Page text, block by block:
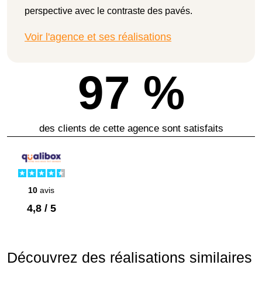
perspective avec le contraste des pavés.
Voir l'agence et ses réalisations
97 %
des clients de cette agence sont satisfaits
10 avis
4,8 / 5
Découvrez des réalisations similaires